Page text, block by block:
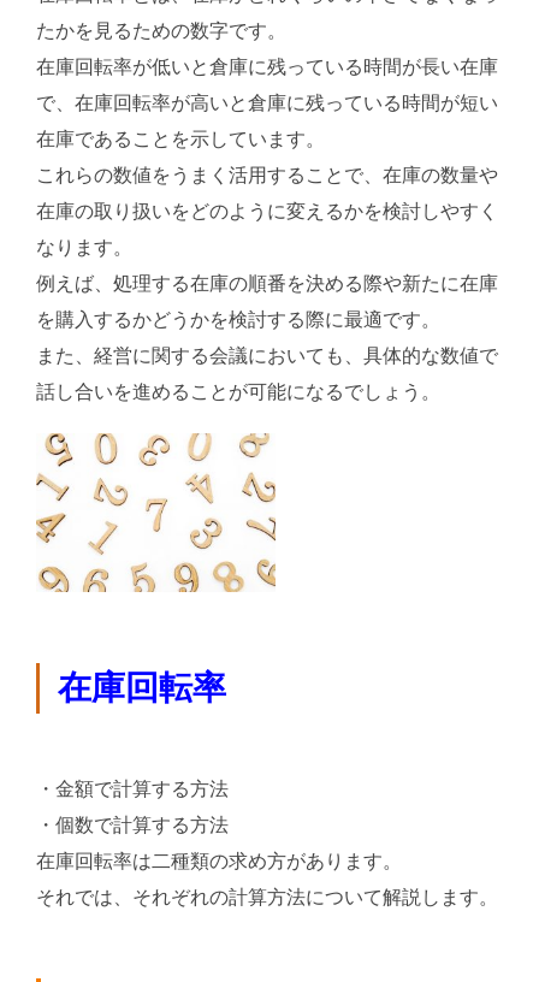
たかを見るための数字です。
在庫回転率が低いと倉庫に残っている時間が長い在庫
で、在庫回転率が高いと倉庫に残っている時間が短い
在庫であることを示しています。
これらの数値をうまく活用することで、在庫の数量や
在庫の取り扱いをどのように変えるかを検討しやすく
なります。
例えば、処理する在庫の順番を決める際や新たに在庫
を購入するかどうかを検討する際に最適です。
また、経営に関する会議においても、具体的な数値で
話し合いを進めることが可能になるでしょう。
在庫回転率
・金額で計算する方法
・個数で計算する方法
在庫回転率は二種類の求め方があります。
それでは、それぞれの計算方法について解説します。